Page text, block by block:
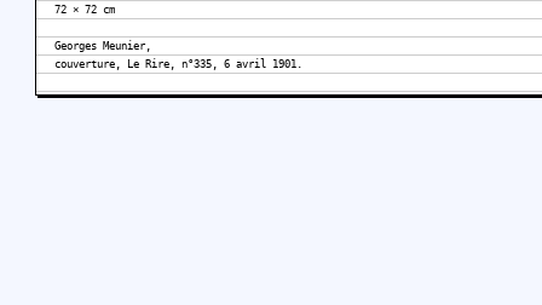
72 × 72 cm
Georges Meunier,
couverture, Le Rire, n°335, 6 avril 1901.